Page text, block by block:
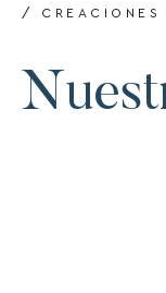
/ CREACIONES